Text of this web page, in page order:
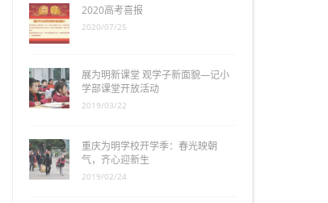
2020高考喜报
2020/07/25
展为明新课堂 观学子新面貌—记小
学部课堂开放活动
2019/03/22
重庆为明学校开学季：春光映朝
气，齐心迎新生
2019/02/24